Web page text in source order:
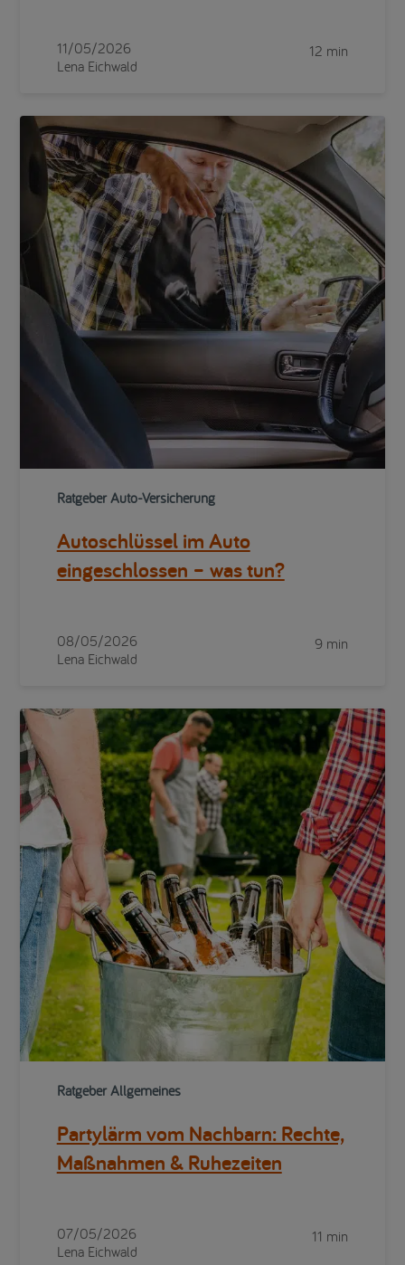
11/05/2026
Lena Eichwald
12 min
Ratgeber Auto-Versicherung
Autoschlüssel im Auto
eingeschlossen – was tun?
08/05/2026
Lena Eichwald
9 min
Ratgeber Allgemeines
Partylärm vom Nachbarn: Rechte,
Maßnahmen & Ruhezeiten
07/05/2026
Lena Eichwald
11 min